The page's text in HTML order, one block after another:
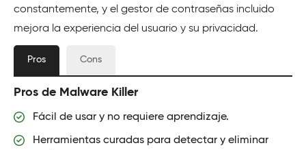
constantemente, y el gestor de contraseñas incluido
mejora la experiencia del usuario y su privacidad.
Pros Cons
Pros de Malware Killer
Fácil de usar y no requiere aprendizaje.
Herramientas curadas para detectar y eliminar